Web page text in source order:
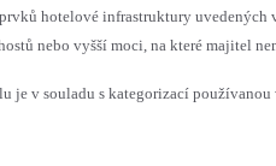
hotelové infrastruktury uvedených
nebo vyšší moci, na které majitel
je v souladu s kategorizací